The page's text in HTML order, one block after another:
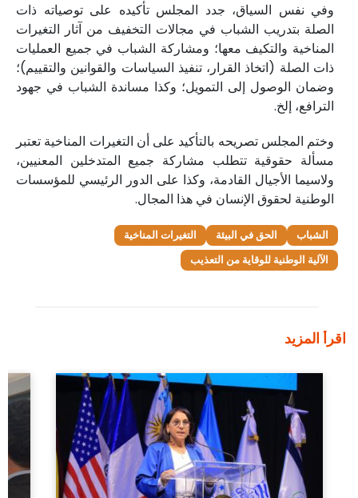
وفي نفس السياق، جدد المجلس تأكيده على توصياته ذات
الصلة بتدريب الشباب في مجالات التخفيف من آثار التغيرات
المناخية والتكيف معها؛ ومشاركة الشباب في جميع العمليات
ذات الصلة (اتخاذ القرار، تنفيذ السياسات والقوانين والتقييم)؛
وضمان الوصول إلى التمويل؛ وكذا مساندة الشباب في جهود
الترافع، إلخ.
وختم المجلس تصريحه بالتأكيد على أن التغيرات المناخية تعتبر
مسألة حقوقية تتطلب مشاركة جميع المتدخلين المعنيين،
ولاسيما الأجيال القادمة، وكذا على الدور الرئيسي للمؤسسات
الوطنية لحقوق الإنسان في هذا المجال.
الشباب الحق في البيئة
التغيرات المناخية
الآلية الوطنية للوقاية من التعذيب
اقرأ المزيد